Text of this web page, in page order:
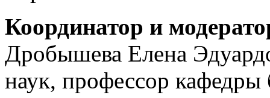
Координатор и
Дробышева Елена
наук, профессор кафедры